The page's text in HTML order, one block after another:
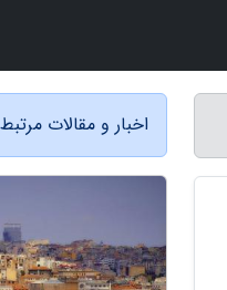
اخبار و مقالات مرتبط